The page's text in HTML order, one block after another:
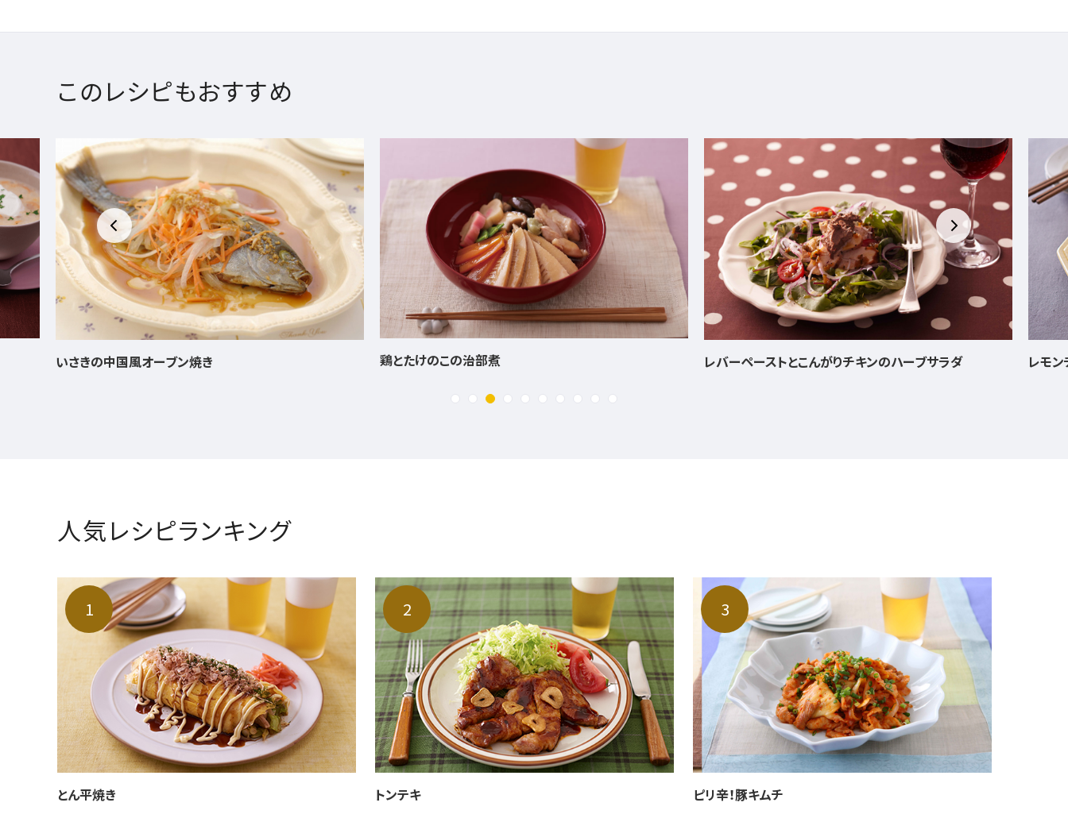
このレシピもおすすめ
鶏とたけのこの治部煮 レバーペーストとこんがりチキンのハーブサラダ レモンチキン あさ
人気レシピランキング
とん平焼き トンテキ ピリ辛！豚キムチ